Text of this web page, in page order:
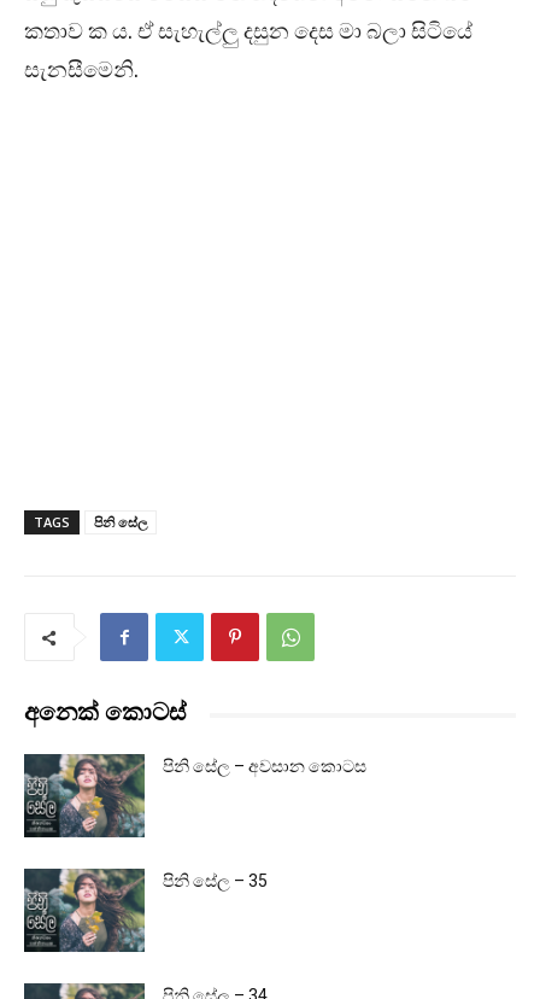
කතාව ක ය. ඒ සැහැල්ලු දසුන දෙස මා බලා සිටියේ
සැනසීමෙනි.
TAGS පිනි සේල
අනෙක් කොටස්
පිනි සේල – අවසාන කොටස
පිනි සේල – 35